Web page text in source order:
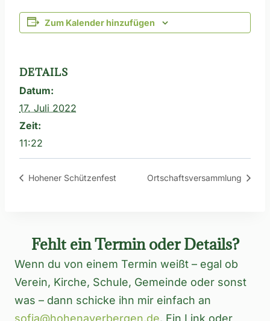
Zum Kalender hinzufügen
DETAILS
Datum:
17. Juli 2022
Zeit:
11:22
Hohener Schützenfest Ortschaftsversammlung
Fehlt ein Termin oder Details?
Wenn du von einem Termin weißt – egal ob
Verein, Kirche, Schule, Gemeinde oder sonst
was – dann schicke ihn mir einfach an
sofia@hohenaverbergen.de. Ein Link oder